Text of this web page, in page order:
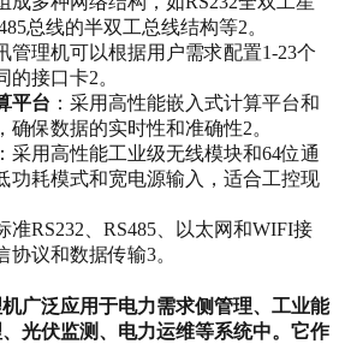
总线的半双工总线结构等‌2。
管理机可以根据用户需求配置1-23个
的接口卡‌2。
平台 ‌：采用高性能嵌入式计算平台和
确保数据的实时性和准确性‌2。
采用高性能工业级无线模块和64位通
功耗模式和宽电源输入，适合工控现
准RS232、RS485、以太网和WIFI接
协议和数据传输‌3。
广泛应用于电力需求侧管理、工业能
光伏监测、电力运维等系统中。它作